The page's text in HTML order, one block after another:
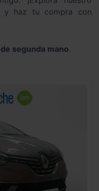
y haz tu compra con
segunda mano.